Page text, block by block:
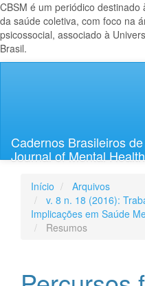
CBSM é um periódico
da saúde coletiva, com foco na
psicossocial, associado à
Brasil.
Lateral
Cadernos Brasileiros
Journal of Mental Health
Início
Arquivos
v. 8 n. 18 (2016):
Implicações em Saúde
Resumos